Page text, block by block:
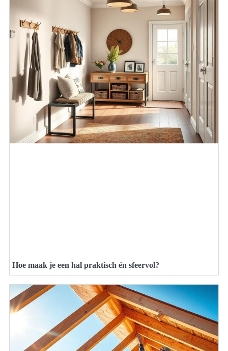
Hoe maak je een hal praktisch én sfeervol?